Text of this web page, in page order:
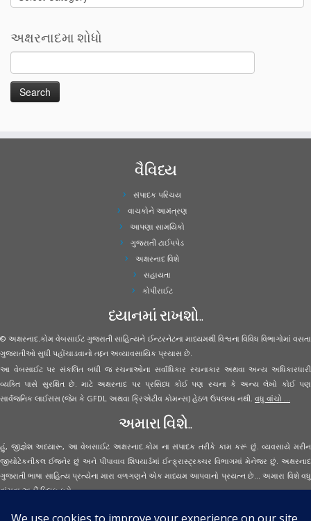
અક્ષરનાદમા શોધો
વૈવિધ્ય
સંપાદક પરિચય
વાચકોને આમંત્રણ
આપણા સામયિકો
ગુજરાતી ટાઈપપેડ
અક્ષરનાદ વિશે
સહાયતા
કોપીરાઈટ
ધ્યાનમાં રાખશો..
© અક્ષરનાદ.કોમ વેબસાઈટ ગુજરાતી સાહિત્યને ઈન્ટરનેટના માધ્યમથી વિશ્વના વિવિધ વિભાગોમાં વસતા
ગુજરાતીઓ સુધી પહોંચાડવાનો તદ્દન અવ્યાવસાયિક પ્રયાસ છે.
આ વેબસાઈટ પર સંકલિત બધી જ રચનાઓના સર્વાધિકાર રચનાકાર અથવા અન્ય અધિકારધારી
વ્યક્તિ પાસે સુરક્ષિત છે. માટે અક્ષરનાદ પર પ્રસિધ્ધ કોઈ પણ રચના કે અન્ય લેખો કોઈ પણ
સાર્વજનિક લાઈસંસ (જેમ કે GFDL અથવા ક્રિએટીવ કોમન્સ) હેઠળ ઉપલબ્ધ નથી. વધુ વાંચો ...
અમારા વિશે..
હું, જીજ્ઞેશ અધ્યારૂ, આ વેબસાઈટ અક્ષરનાદ.કોમ ના સંપાદક તરીકે કામ કરૂં છું. વ્યવસાયે મરીન
જીયોટેકનીકલ ઈજનેર છું અને પીપાવાવ શિપયાર્ડમાં ઈન્ફ્રાસ્ટ્રક્ચર વિભાગમાં મેનેજર છું. અક્ષરનાદ
ગુજરાતી ભાષા સાહિત્ય પ્રત્યેના મારા વળગણને એક માધ્યમ આપવાનો પ્રયત્ન છે... અમારા વિશે વધુ
વાંચવાઅહીં ક્લિક કરો...
Secured Site Assurance